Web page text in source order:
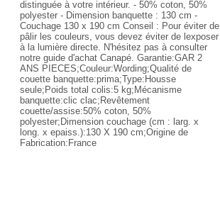
distinguée à votre intérieur. - 50% coton, 50%
polyester - Dimension banquette : 130 cm -
Couchage 130 x 190 cm Conseil : Pour éviter de
pâlir les couleurs, vous devez éviter de lexposer
à la lumière directe. N'hésitez pas à consulter
notre guide d'achat Canapé. Garantie:GAR 2
ANS PIECES;Couleur:Wording;Qualité de
couette banquette:prima;Type:Housse
seule;Poids total colis:5 kg;Mécanisme
banquette:clic clac;Revêtement
couette/assise:50% coton, 50%
polyester;Dimension couchage (cm : larg. x
long. x epaiss.):130 X 190 cm;Origine de
Fabrication:France